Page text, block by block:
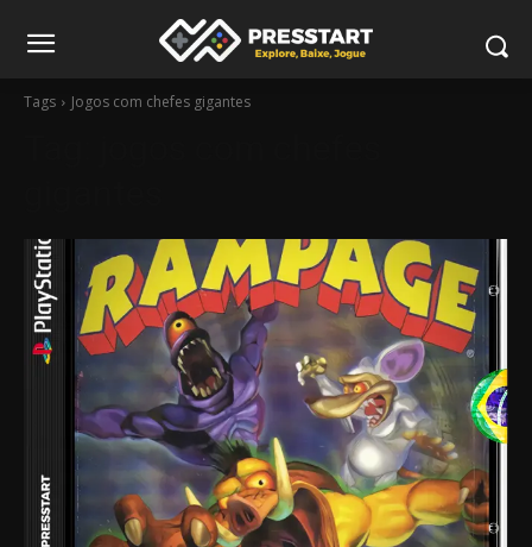
Tags Jogos com chefes gigantes